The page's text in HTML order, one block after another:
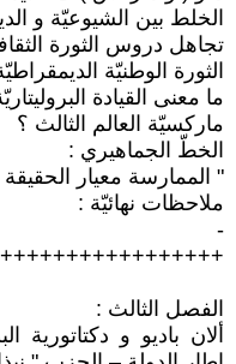
الخلط بين الشيوعيّة و
تجاهل دروس الثورة
الثورة الوطنيّة
ما معنى القيادة
ماركسيّة العالم الثالث ؟
الخطّ الجماهيري :
" الممارسة معيار
ملاحظات نهائيّة :
-
الفصل الثالث :
ألان باديو و دكتاتورية